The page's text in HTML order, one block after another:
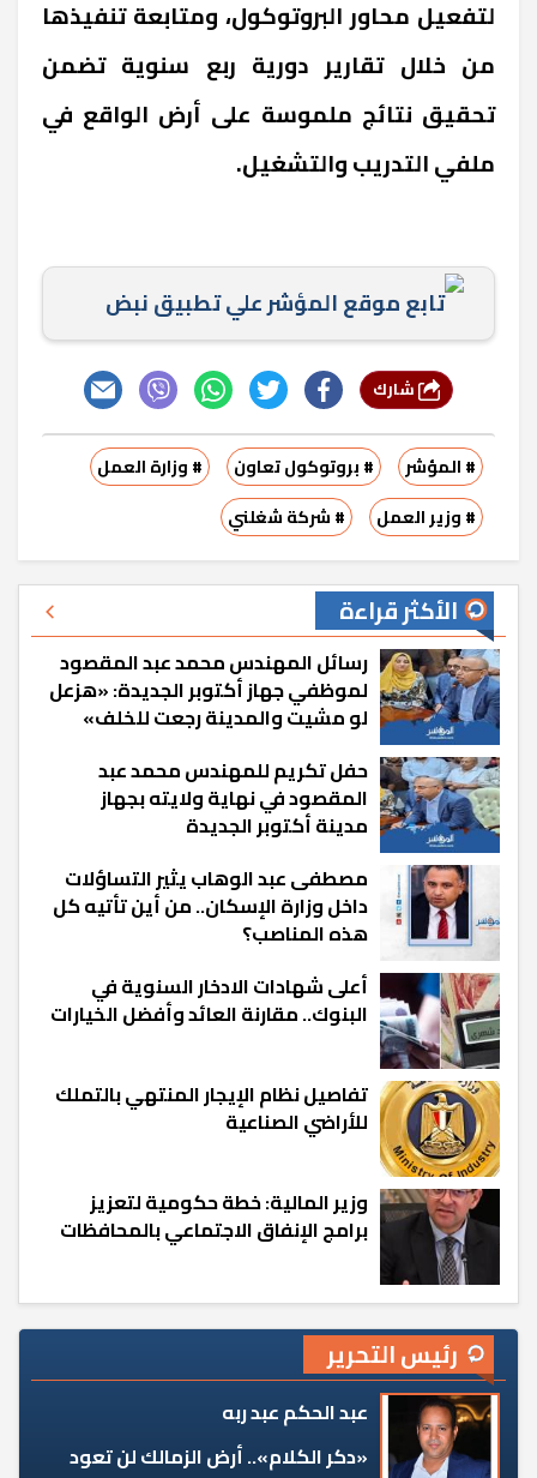
لتفعيل محاور البروتوكول، ومتابعة تنفيذها
من خلال تقارير دورية ربع سنوية تضمن
تحقيق نتائج ملموسة على أرض الواقع في
ملفي التدريب والتشغيل.
تابع موقع المؤشر علي تطبيق نبض
# المؤشر # بروتوكول تعاون
# وزارة العمل
# وزير العمل
# شركة شغلني
الأكثر قراءة
رسائل المهندس محمد عبد المقصود
لموظفي جهاز أكتوبر الجديدة: «هزعل
لو مشيت والمدينة رجعت للخلف»
حفل تكريم للمهندس محمد عبد
المقصود في نهاية ولايته بجهاز
مدينة أكتوبر الجديدة
مصطفى عبد الوهاب يثير التساؤلات
داخل وزارة الإسكان.. من أين تأتيه كل
هذه المناصب؟
أعلى شهادات الادخار السنوية في
البنوك.. مقارنة العائد وأفضل الخيارات
تفاصيل نظام الإيجار المنتهي بالتملك
للأراضي الصناعية
وزير المالية: خطة حكومية لتعزيز
برامج الإنفاق الاجتماعي بالمحافظات
رئيس التحرير
عبد الحكم عبد ربه
«دكر الكلام».. أرض الزمالك لن تعود